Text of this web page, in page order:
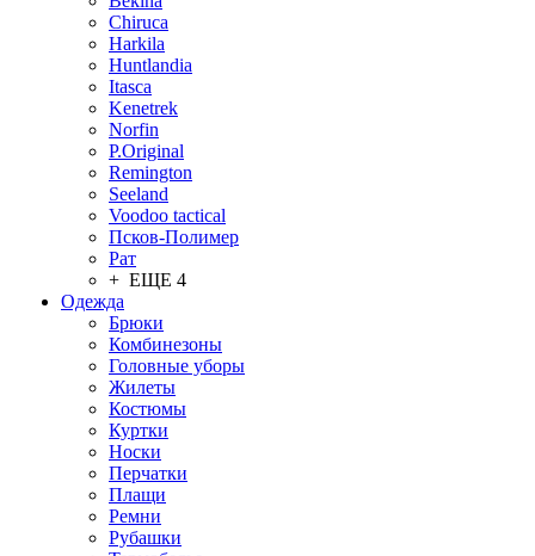
Chiruсa
Harkila
Huntlandia
Itasca
Kenetrek
Norfin
P.Original
Remington
Seeland
Voodoo tactical
Псков-Полимер
Рат
+ ЕЩЕ 4
Одежда
Брюки
Комбинезоны
Головные уборы
Жилеты
Костюмы
Куртки
Носки
Перчатки
Плащи
Ремни
Рубашки